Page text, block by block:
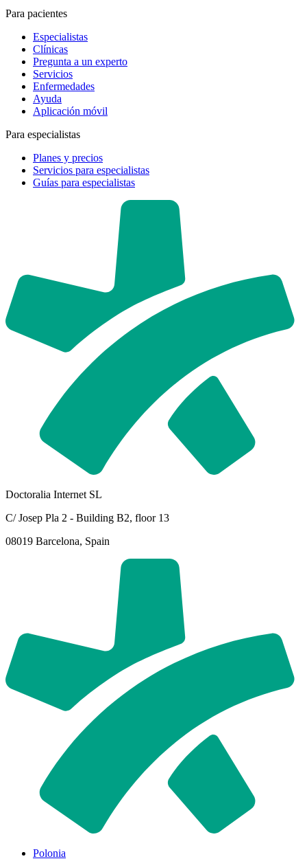
Para pacientes
Especialistas
Clínicas
Pregunta a un experto
Servicios
Enfermedades
Ayuda
Aplicación móvil
Para especialistas
Planes y precios
Servicios para especialistas
Guías para especialistas
Doctoralia Internet SL
C/ Josep Pla 2 - Building B2, floor 13
08019 Barcelona, Spain
Polonia